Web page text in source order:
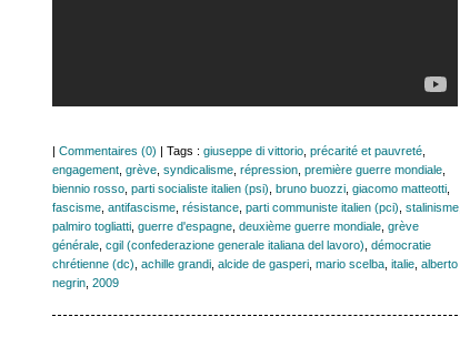
| Commentaires (0) | Tags : giuseppe di vittorio, précarité et pauvreté,
engagement, grève, syndicalisme, répression, première guerre mondiale,
biennio rosso, parti socialiste italien (psi) bruno buozzi, giacomo matteotti,
fascisme, antifascisme, résistance, parti communiste italien (pci) stalinisme,
palmiro togliatti, guerre d'espagne, deuxième guerre mondiale, grève
générale, cgil (confederazione generale italiana del lavoro) démocratie
chrétienne (dc) achille grandi, alcide de gasperi, mario scelba, italie, alberto
negrin, 2009